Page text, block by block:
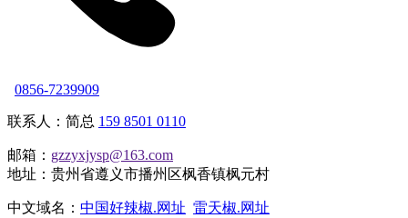
0856-7239909
联系人：简总 159 8501 0110
邮箱： gzzyxjysp@163.com
地址：贵州省遵义市播州区枫香镇枫元村
中文域名： 中国好辣椒.网址 雷天椒.网址